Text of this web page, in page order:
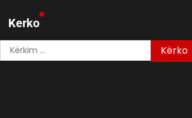
Kerko
Kërko
për: